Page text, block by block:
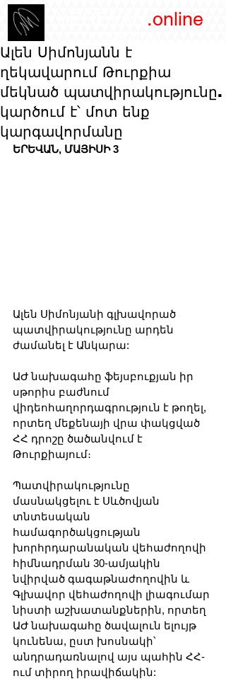
.online
Ալեն Սիմոնյանն է
ղեկավարում Թուրքիա
մեկնած պատվիրակությունը.
կարծում է՝ մոտ ենք
կարգավորմանը
ԵՐԵՎԱՆ, ՄԱՅԻՍԻ 3
Ալեն Սիմոնյանի գլխավորած
պատվիրակությունը արդեն
ժամանել է Անկարա:
ԱԺ նախագահը ֆեյսբուքյան իր
սթորիս բաժնում
վիդեոհաղորդագրություն է թողել,
որտեղ մեքենայի վրա փակցված
ՀՀ դրոշը ծածանվում է
Թուրքիայում։
Պատվիրակությունը
մասնակցելու է Սևծովյան
տնտեսական
համագործակցության
խորհրդարանական վեհաժողովի
հիմնադրման 30-ամյակին
նվիրված գագաթնաժողովին և
Գլխավոր վեհաժողովի լիագումար
նիստի աշխատանքներին, որտեղ
ԱԺ նախագահը ծավալուն ելույթ
կունենա, ըստ խոսնակի՝
անդրադառնալով այս պահին ՀՀ-
ում տիրող իրավիճակին: